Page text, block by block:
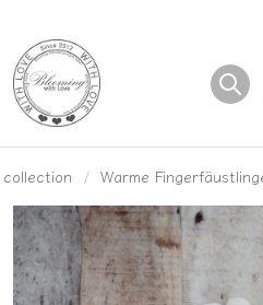
collection Warme